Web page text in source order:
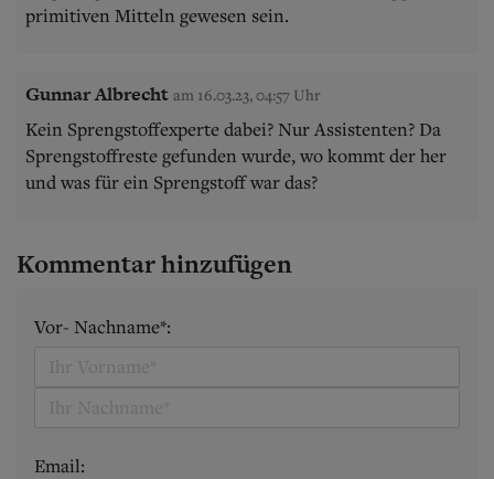
primitiven Mitteln gewesen sein.
Gunnar Albrecht am 16.03.23, 04:57 Uhr
Kein Sprengstoffexperte dabei? Nur Assistenten? Da
Sprengstoffreste gefunden wurde, wo kommt der her
und was für ein Sprengstoff war das?
Kommentar hinzufügen
Vor- Nachname*:
Email: